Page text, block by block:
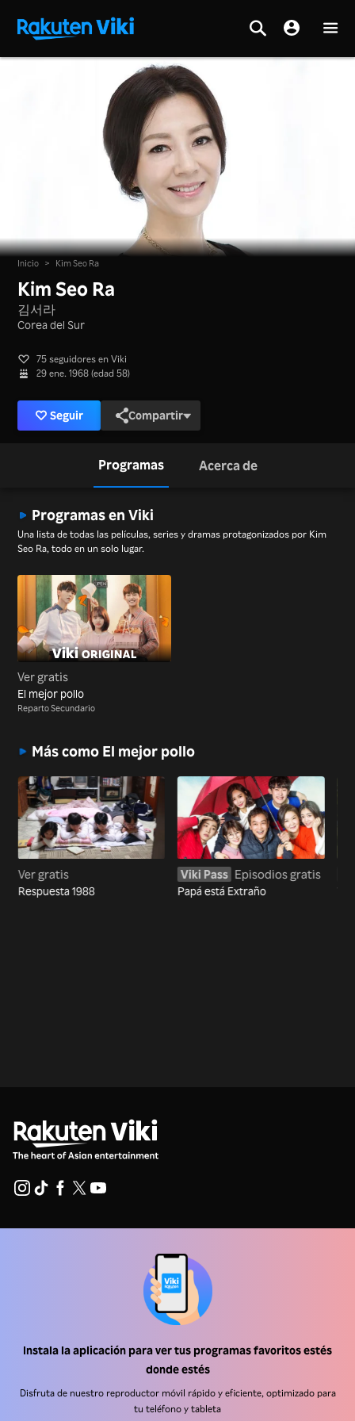
Instala la aplicación para ver tus programas favoritos estés
donde estés
Disfruta de nuestro reproductor móvil rápido y eficiente, optimizado para
tu teléfono y tableta
Inicio > Kim Seo Ra
Kim Seo Ra
김서라
Corea del Sur
75 seguidores en Viki
29 ene. 1968 (edad 58)
Seguir Compartir
Programas Acerca de
Programas en Viki
Una lista de todas las películas, series y dramas protagonizados por Kim
Seo Ra, todo en un solo lugar.
Ver gratis
El mejor pollo
Reparto Secundario
Más como El mejor pollo
Ver gratis
Respuesta 1988
Viki Pass Episodios gratis
Papá está Extraño
Centro de prensa
Términos de Uso